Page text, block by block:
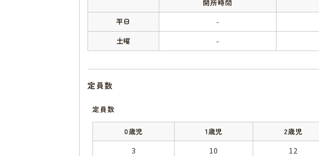
開所時間
平日
-
土曜 -
定員数
定員数
0歳児 1歳児 2歳児
3 10 12